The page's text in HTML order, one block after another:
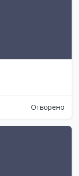
Отворено